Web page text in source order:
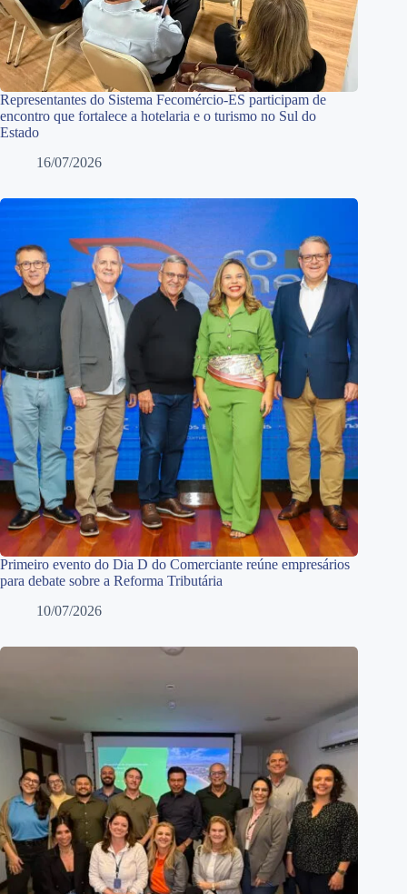
Representantes do Sistema Fecomércio-ES participam de
encontro que fortalece a hotelaria e o turismo no Sul do
Estado
16/07/2026
Primeiro evento do Dia D do Comerciante reúne empresários
para debate sobre a Reforma Tributária
10/07/2026